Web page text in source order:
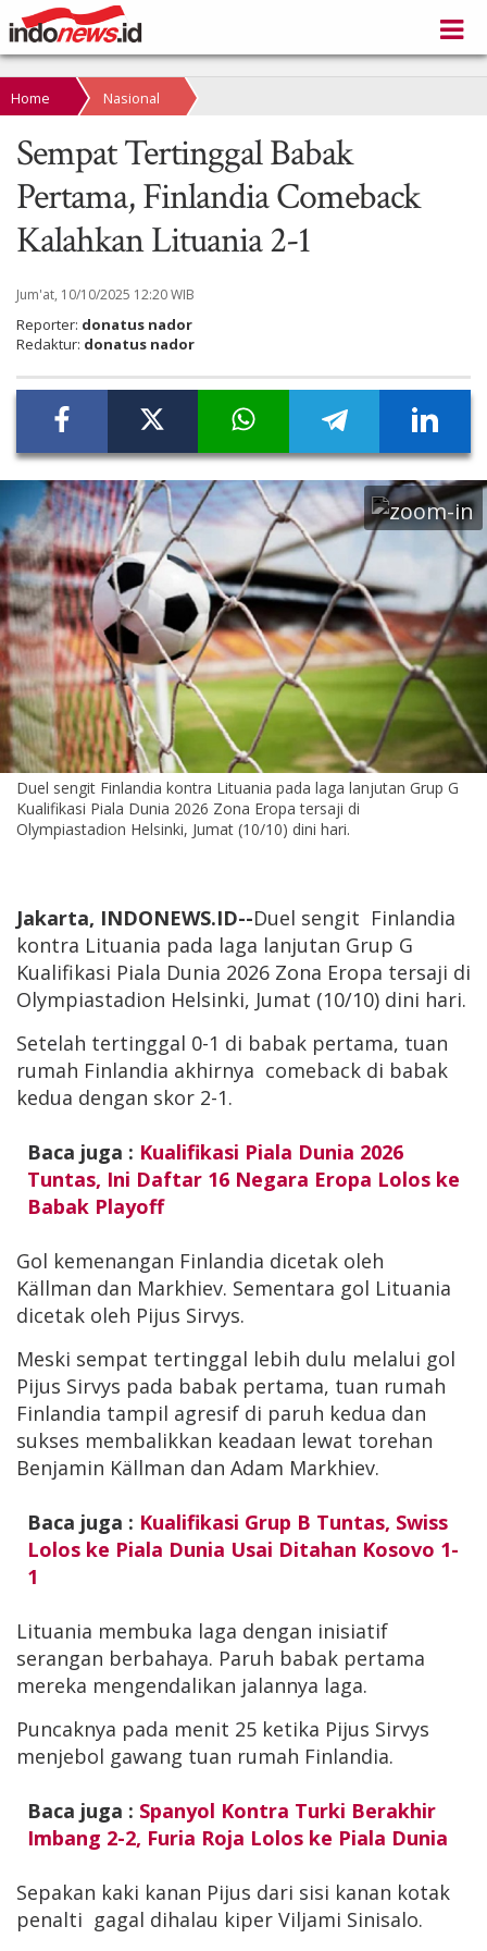
Home Nasional
Sempat Tertinggal Babak
Pertama, Finlandia Comeback
Kalahkan Lituania 2-1
Jum'at, 10/10/2025 12:20 WIB
Reporter: donatus nador
Redaktur: donatus nador
Duel sengit Finlandia kontra Lituania pada laga lanjutan Grup G
Kualifikasi Piala Dunia 2026 Zona Eropa tersaji di
Olympiastadion Helsinki, Jumat (10/10) dini hari.
Jakarta, INDONEWS.ID--Duel sengit Finlandia
kontra Lituania pada laga lanjutan Grup G
Kualifikasi Piala Dunia 2026 Zona Eropa tersaji di
Olympiastadion Helsinki, Jumat (10/10) dini hari.
Setelah tertinggal 0-1 di babak pertama, tuan
rumah Finlandia akhirnya comeback di babak
kedua dengan skor 2-1.
Baca juga : Kualifikasi Piala Dunia 2026
Tuntas, Ini Daftar 16 Negara Eropa Lolos ke
Babak Playoff
Gol kemenangan Finlandia dicetak oleh
Källman dan Markhiev. Sementara gol Lituania
dicetak oleh Pijus Sirvys.
Meski sempat tertinggal lebih dulu melalui gol
Pijus Sirvys pada babak pertama, tuan rumah
Finlandia tampil agresif di paruh kedua dan
sukses membalikkan keadaan lewat torehan
Benjamin Källman dan Adam Markhiev.
Baca juga : Kualifikasi Grup B Tuntas, Swiss
Lolos ke Piala Dunia Usai Ditahan Kosovo 1-
1
Lituania membuka laga dengan inisiatif
serangan berbahaya. Paruh babak pertama
mereka mengendalikan jalannya laga.
Puncaknya pada menit 25 ketika Pijus Sirvys
menjebol gawang tuan rumah Finlandia.
Baca juga : Spanyol Kontra Turki Berakhir
Imbang 2-2, Furia Roja Lolos ke Piala Dunia
Sepakan kaki kanan Pijus dari sisi kanan kotak
penalti gagal dihalau kiper Viljami Sinisalo.